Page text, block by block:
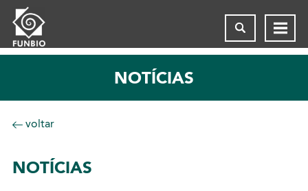
NOTÍCIAS
voltar
NOTÍCIAS